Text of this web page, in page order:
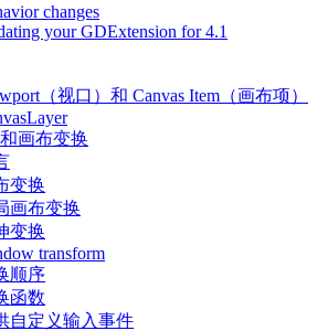
changes
your GDExtension for 4.1
（视口）和 Canvas Item（画布项）
画布变换
变换
画布变换
变换
transform
顺序
函数
自定义输入事件